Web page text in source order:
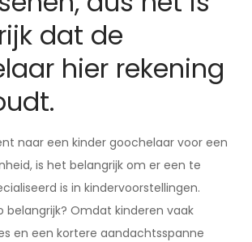
dat de
hier rekening
naar een kinder goochelaar voor een
is het belangrijk om er een te
is in kindervoorstellingen.
belangrijk? Omdat kinderen vaak
en een kortere aandachtsspanne